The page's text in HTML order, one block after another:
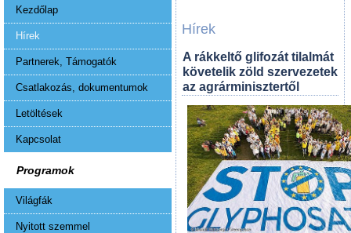
Kezdőlap
Hírek
Partnerek, Támogatók
Csatlakozás, dokumentumok
Letöltések
Kapcsolat
Programok
Világfák
Nyitott szemmel
Hírek
A rákkeltő glifozát tilalmát
követelik zöld szervezetek
az agrárminisztertől